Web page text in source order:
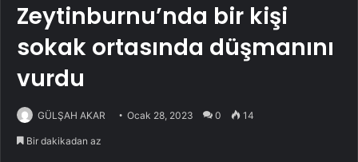
Zeytinburnu’nda bir kişi
sokak ortasında düşmanını
vurdu
GÜLŞAH AKAR Ocak 28, 2023 0 14
Bir dakikadan az